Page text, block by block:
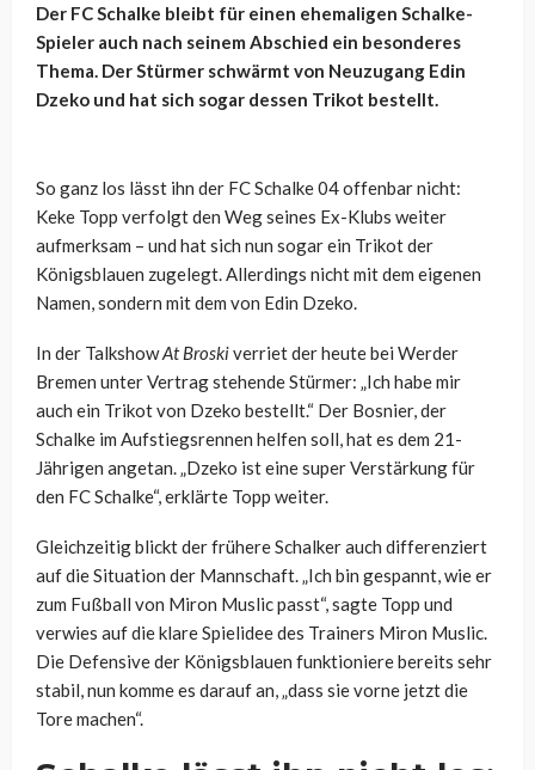
Der FC Schalke bleibt für einen ehemaligen Schalke-
Spieler auch nach seinem Abschied ein besonderes
Thema. Der Stürmer schwärmt von Neuzugang Edin
Dzeko und hat sich sogar dessen Trikot bestellt.
So ganz los lässt ihn der FC Schalke 04 offenbar nicht:
Keke Topp verfolgt den Weg seines Ex-Klubs weiter
aufmerksam – und hat sich nun sogar ein Trikot der
Königsblauen zugelegt. Allerdings nicht mit dem eigenen
Namen, sondern mit dem von Edin Dzeko.
In der TalkshowAt Broskiverriet der heute bei Werder
Bremen unter Vertrag stehende Stürmer: „Ich habe mir
auch ein Trikot von Dzeko bestellt.“ Der Bosnier, der
Schalke im Aufstiegsrennen helfen soll, hat es dem 21-
Jährigen angetan. „Dzeko ist eine super Verstärkung für
den FC Schalke“, erklärte Topp weiter.
Gleichzeitig blickt der frühere Schalker auch differenziert
auf die Situation der Mannschaft. „Ich bin gespannt, wie er
zum Fußball von Miron Muslic passt“, sagte Topp und
verwies auf die klare Spielidee des Trainers Miron Muslic.
Die Defensive der Königsblauen funktioniere bereits sehr
stabil, nun komme es darauf an, „dass sie vorne jetzt die
Tore machen“.